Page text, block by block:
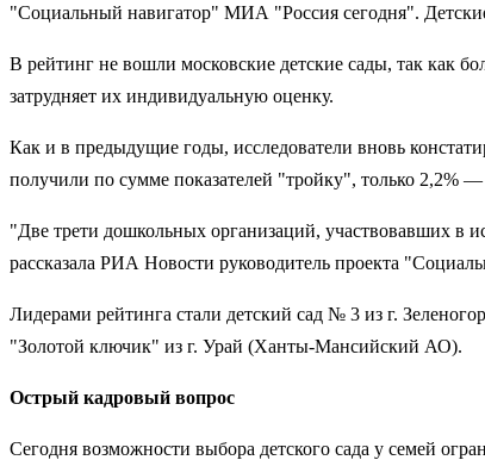
"Социальный навигатор" МИА "Россия сегодня". Детские
В рейтинг не вошли московские детские сады, так как
затрудняет их индивидуальную оценку.
Как и в предыдущие годы, исследователи вновь
получили по сумме показателей "тройку", только 2,2%
"Две трети дошкольных организаций, участвовавших в
рассказала РИА Новости руководитель проекта
Лидерами рейтинга стали детский сад № 3 из г.
"Золотой ключик" из г. Урай (Ханты-Мансийский АО).
Острый кадровый вопрос
Сегодня возможности выбора детского сада у семей